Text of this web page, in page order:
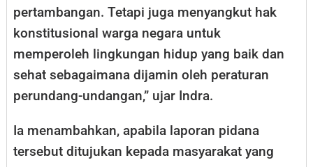
pertambangan. Tetapi juga menyangkut hak
konstitusional warga negara untuk
memperoleh lingkungan hidup yang baik dan
sehat sebagaimana dijamin oleh peraturan
perundang-undangan,” ujar Indra.
Ia menambahkan, apabila laporan pidana
tersebut ditujukan kepada masyarakat yang